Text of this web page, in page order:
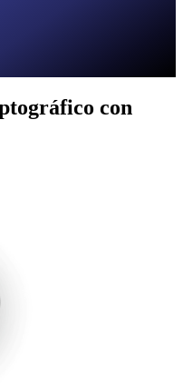
con